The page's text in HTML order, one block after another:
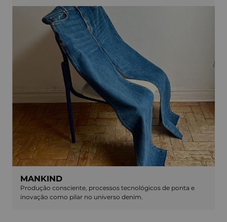
MANKIND
Produção consciente, processos tecnológicos de ponta e
inovação como pilar no universo denim.